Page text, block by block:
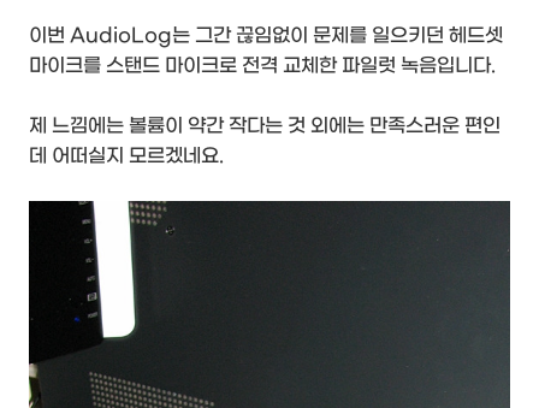
이번 AudioLog는 그간 끊임없이 문제를 일으키던 헤드셋
마이크를 스탠드 마이크로 전격 교체한 파일럿 녹음입니다.
제 느낌에는 볼륨이 약간 작다는 것 외에는 만족스러운 편인
데 어떠실지 모르겠네요.